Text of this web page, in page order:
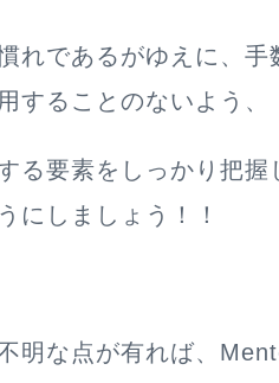
れであるがゆえに、
することのないよう、
る要素をしっかり把握
にしましょう！！
明な点が有れば、